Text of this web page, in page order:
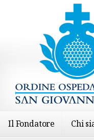
Il Fondatore Chi